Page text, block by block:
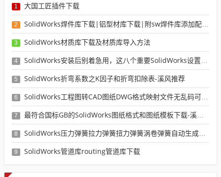
1 大国工匠插件下载
2 SolidWorks焊件库下载|铝型材库下载|附sw焊件库添加配置使用教程
3 SolidWorks材质库下载及材质库导入方法
4 SolidWorks安装后别着急用，这八个重要SolidWorks设置可以提高你的画图效率
5 SolidWorks折弯系数之K因子和折弯扣除表-溪风推荐
6 SolidWorks工程图转CAD图纸DWG格式映射文件无乱码可分层-溪风亲测推荐
7 最符合国标GB的SolidWorks图纸格式和图纸模板下载-溪风专用版
8 SolidWorks压力弹簧拉力弹簧扭力弹簧涡卷弹簧自动生成宏程序下载
9 SolidWorks管道库routing管道库下载